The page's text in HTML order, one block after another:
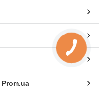
Prom.ua